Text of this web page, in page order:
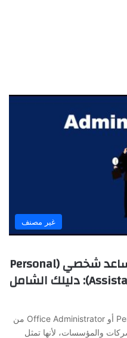
غير مصنف
وظيفة مساعد إداري ومساعد شخصي (Personal
Assistant & Office Administrator): دليلك الشامل
أصبحت وظيفة Personal Assistant (PA) أو Office Administrator من
والمؤسسات، لأنها تمثل